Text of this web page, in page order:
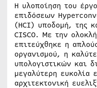
Η υλοποίηση του
επιδόσεων
(HCI) υποδομή, της
CISCO. Με την
επιτεύχθηκε η
οργανισμού, η
υπολογιστικών και
μεγαλύτερη ευκολία
αρχιτεκτονική